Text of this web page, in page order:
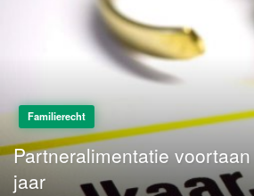
Familierecht
Partneralimentatie
jaar